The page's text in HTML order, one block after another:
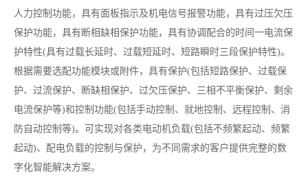
人力控制功能，具有面板指示及机电信号报警功能，具有过压欠压
保护功能，具有断相缺相保护功能，具有协调配合的时间一电流保
护特性(具有过载长延时、过载短延时、短路瞬时三段保护特性)。
根据需要选配功能模块或附件，具有保护(包括短路保护、过载保
护、过流保护、断缺相保护、过欠压保护、三相不平衡保护、剩余
电流保护等)和控制功能(包括手动控制、就地控制、远程控制、消
防自动控制等)。可实现对各类电动机负载(包括不频繁起动、频繁
起动)、配电负载的控制与保护，为不同需求的客户提供完整的数
字化智能解决方案。